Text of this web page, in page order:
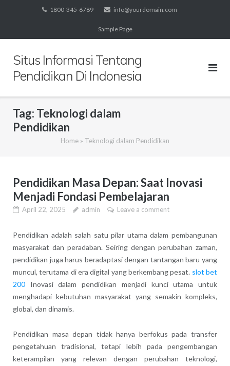
1800-345-6789 info@yourdomain.com
Sample Page
Situs Informasi Tentang
Pendidikan Di Indonesia
Tag: Teknologi dalam
Pendidikan
Home » Teknologi dalam Pendidikan
Pendidikan Masa Depan: Saat Inovasi
Menjadi Fondasi Pembelajaran
April 22, 2025 admin Leave a comment
Pendidikan adalah salah satu pilar utama dalam pembangunan
masyarakat dan peradaban. Seiring dengan perubahan zaman,
pendidikan juga harus beradaptasi dengan tantangan baru yang
muncul, terutama di era digital yang berkembang pesat. slot bet
200Inovasi dalam pendidikan menjadi kunci utama untuk
menghadapi kebutuhan masyarakat yang semakin kompleks,
global, dan dinamis.
Pendidikan masa depan tidak hanya berfokus pada transfer
pengetahuan tradisional, tetapi lebih pada pengembangan
keterampilan yang relevan dengan perubahan teknologi,